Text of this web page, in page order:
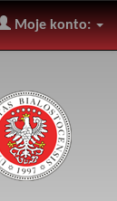
Moje konto: